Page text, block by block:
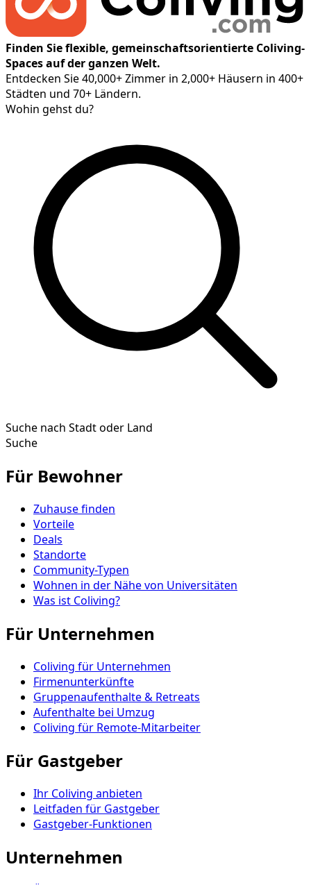
Finden Sie flexible, gemeinschaftsorientierte Coliving-
Spaces auf der ganzen Welt.
Entdecken Sie 40,000+ Zimmer in 2,000+ Häusern in 400+
Städten und 70+ Ländern.
Wohin gehst du?
Suche nach Stadt oder Land
Suche
Für Bewohner
Zuhause finden
Vorteile
Deals
Standorte
Community-Typen
Wohnen in der Nähe von Universitäten
Was ist Coliving?
Für Unternehmen
Coliving für Unternehmen
Firmenunterkünfte
Gruppenaufenthalte & Retreats
Aufenthalte bei Umzug
Coliving für Remote-Mitarbeiter
Für Gastgeber
Ihr Coliving anbieten
Leitfaden für Gastgeber
Gastgeber-Funktionen
Unternehmen